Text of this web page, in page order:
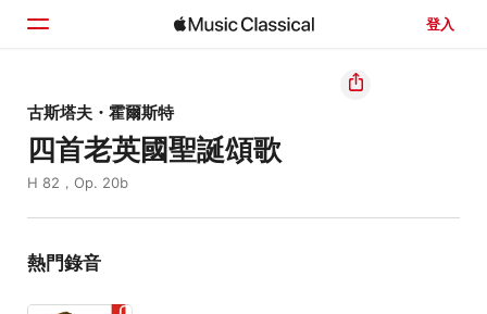
登入
首頁
瀏覽
古斯塔夫・霍爾斯特
四首老英國聖誕頌歌
H 82，Op. 20b
熱門錄音